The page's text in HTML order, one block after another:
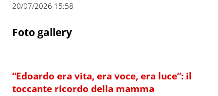
20/07/2026 15:58
Foto gallery
“Edoardo era vita, era voce, era luce”: il
toccante ricordo della mamma